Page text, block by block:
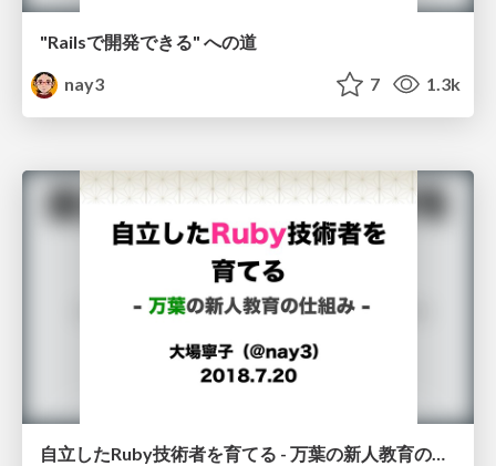
"Railsで開発できる" への道
nay3
7 1.3k
自立したRuby技術者を育てる - 万葉の新人教育の仕組み